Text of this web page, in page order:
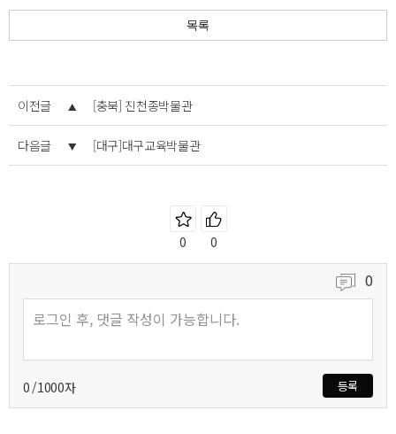
목록
이전글 [충북] 진천종박물관
다음글 [대구]대구교육박물관
즐겨찾기
0 좋아요
0
0
0 /1000자 등록